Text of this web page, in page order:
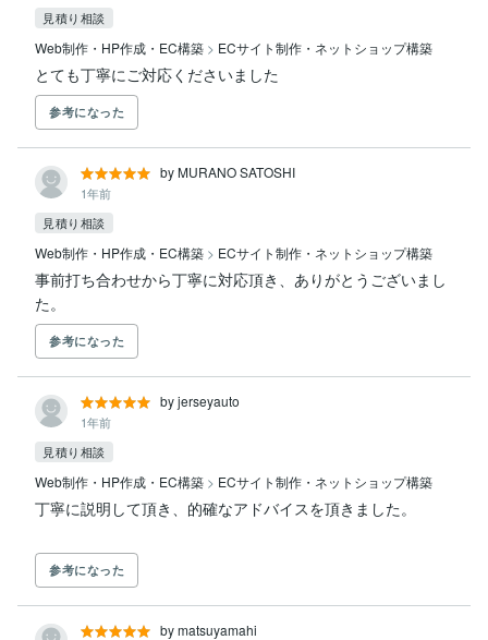
見積り相談
Web制作・HP作成・EC構築 > ECサイト制作・ネットショップ構築
とても丁寧にご対応くださいました
参考になった
by MURANO SATOSHI
1年前
見積り相談
Web制作・HP作成・EC構築 > ECサイト制作・ネットショップ構築
事前打ち合わせから丁寧に対応頂き、ありがとうございまし
た。
参考になった
by jerseyauto
1年前
見積り相談
Web制作・HP作成・EC構築 > ECサイト制作・ネットショップ構築
参考になった
by matsuyamahi